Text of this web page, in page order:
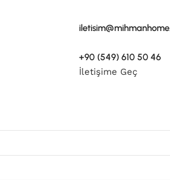
+90 (549) 610 50 46
İletişime Geç